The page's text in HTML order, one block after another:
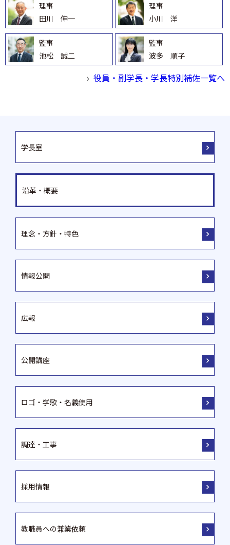
理事
田川 伸一
理事
小川 洋
監事
池松 誠二
監事
波多 順子
役員・副学長・学長特別補佐一覧へ
学長室
沿革・概要
理念・方針・特色
情報公開
広報
公開講座
ロゴ・学歌・名義使用
調達・工事
採用情報
教職員への兼業依頼